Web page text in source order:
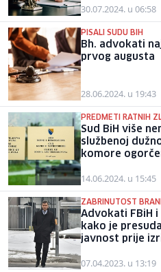
30.07.2024. u 06:58
PISALI SUDU BIH
Bh. advokati
prvog augusta
28.06.2024. u 19:43
PREDMETI RATNIH
Sud BiH više
službenoj
komore
14.06.2024. u 15:45
ZABRINUTOST
Advokati FBiH i
kako je
javnost prije
07.04.2023. u 13:19